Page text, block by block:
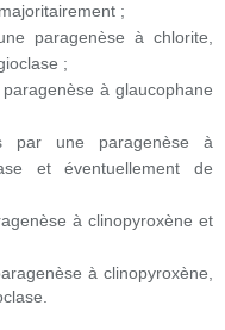
;
paragenèse à chlorite,
;
à glaucophane
par une paragenèse à
et éventuellement de
à clinopyroxène et
à clinopyroxène,